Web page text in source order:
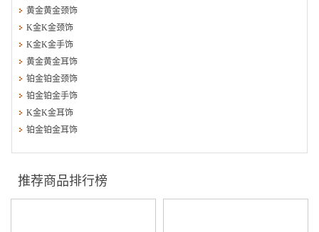
黄金黄金颈饰
K金K金颈饰
K金K金手饰
黄金黄金耳饰
铂金铂金颈饰
铂金铂金手饰
K金K金耳饰
铂金铂金耳饰
推荐商品排行榜